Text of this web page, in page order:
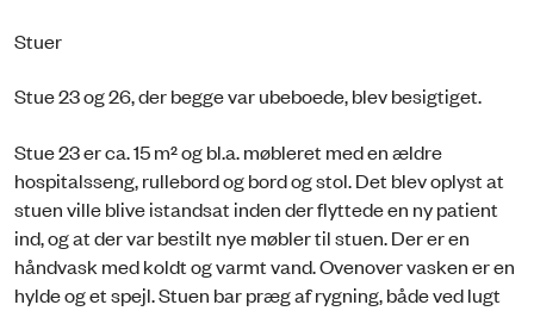
Stuer
Stue 23 og 26, der begge var ubeboede, blev besigtiget.
Stue 23 er ca. 15 m² og bl.a. møbleret med en ældre
hospitalsseng, rullebord og bord og stol. Det blev oplyst at
stuen ville blive istandsat inden der flyttede en ny patient
ind, og at der var bestilt nye møbler til stuen. Der er en
håndvask med koldt og varmt vand. Ovenover vasken er en
hylde og et spejl. Stuen bar præg af rygning, både ved lugt